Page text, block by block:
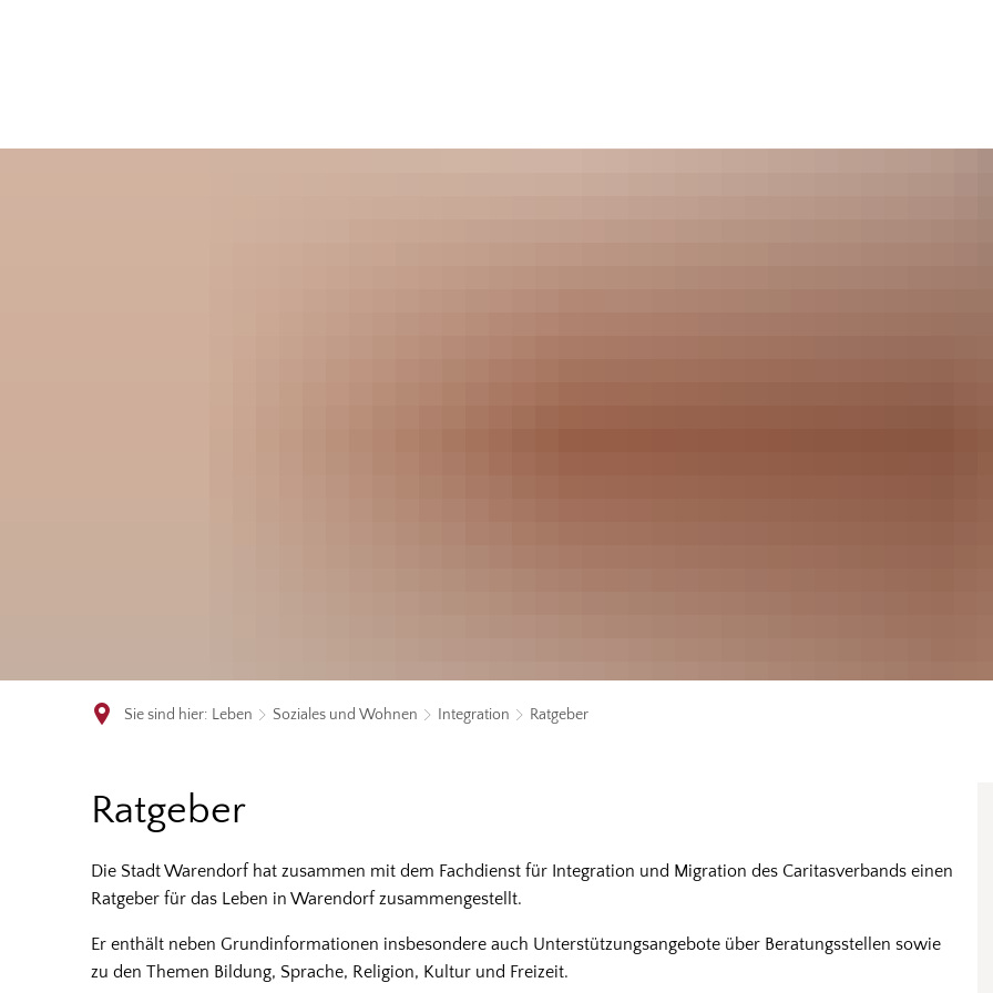
Sie sind hier: Leben Soziales und Wohnen Integration Ratgeber
RatgeberRatgeber
Die Stadt Warendorf hat zusammen mit dem Fachdienst für Integration und Migration des Caritasverbands einen
Ratgeber für das Leben in Warendorf zusammengestellt.
Er enthält neben Grundinformationen insbesondere auch Unterstützungsangebote über Beratungsstellen sowie
zu den Themen Bildung, Sprache, Religion, Kultur und Freizeit.